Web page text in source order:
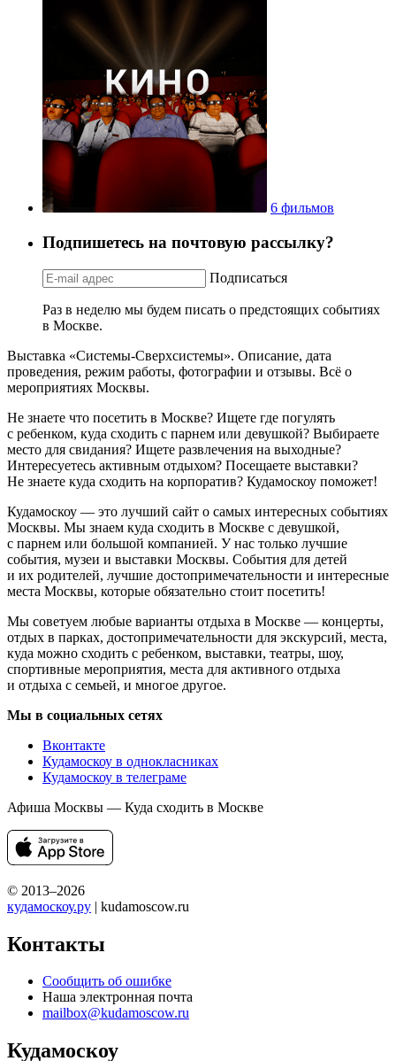
6 фильмов
Подпишетесь на почтовую рассылку?
Подписаться
Раз в неделю мы будем писать о предстоящих событиях
в Москве.
Выставка «Системы-Сверхсистемы». Описание, дата
проведения, режим работы, фотографии и отзывы. Всё о
мероприятиях Москвы.
Не знаете что посетить в Москве? Ищете где погулять
с ребенком, куда сходить с парнем или девушкой? Выбираете
место для свидания? Ищете развлечения на выходные?
Интересуетесь активным отдыхом? Посещаете выставки?
Не знаете куда сходить на корпоратив? Кудамоскоу поможет!
Кудамоскоу — это лучший сайт о самых интересных событиях
Москвы. Мы знаем куда сходить в Москве с девушкой,
с парнем или большой компанией. У нас только лучшие
события, музеи и выставки Москвы. События для детей
и их родителей, лучшие достопримечательности и интересные
места Москвы, которые обязательно стоит посетить!
Мы советуем любые варианты отдыха в Москве — концерты,
отдых в парках, достопримечательности для экскурсий, места,
куда можно сходить с ребенком, выставки, театры, шоу,
спортивные мероприятия, места для активного отдыха
и отдыха с семьей, и многое другое.
Мы в социальных сетях
Вконтакте
Кудамоскоу в однокласниках
Кудамоскоу в телеграме
Афиша Москвы — Куда сходить в Москве
© 2013–2026
кудамоскоу.ру | kudamoscow.ru
Контакты
Сообщить об ошибке
Наша электронная почта
mailbox@kudamoscow.ru
Кудамоскоу